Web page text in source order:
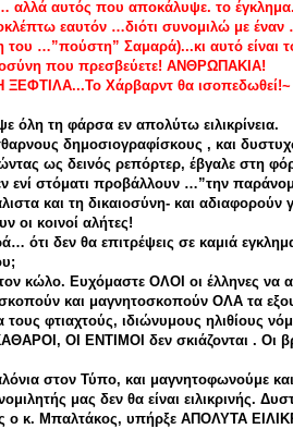
αλλά αυτός που αποκάλυψε. το
εαυτόν …διότι συνομιλώ με
του …”πούστη” Σαμαρά)...κι αυτό είναι
που πρεσβεύετε! ΑΝΘΡΩΠΑΚΙΑ!
Χάρβαρντ θα ισοπεδωθεί!~
τη φάρσα εν απολύτω ειλικρίνεια.
δημοσιογραφίσκους , και
ως δεινός ρεπόρτερ, έβγαλε στη
ενί στόματι προβάλλουν …”την
και τη δικαιοσύνη- και αδιαφορούν
οι κοινοί αλήτες!
ότι δεν θα επιτρέψεις σε καμιά
κώλο. Ευχόμαστε ΟΛΟΙ οι έλληνες να
και μαγνητοσκοπούν ΟΛΑ τα
φτιαχτούς, ιδιώνυμους ηλιθίους
ΟΙ ΕΝΤΙΜΟΙ δεν σκιάζονται . Οι
στον Τύπο, και μαγνητοφωνούμε
μας δεν θα είναι ειλικρινής.
ο κ. Μπαλτάκος, υπήρξε ΑΠΟΛΥΤΑ